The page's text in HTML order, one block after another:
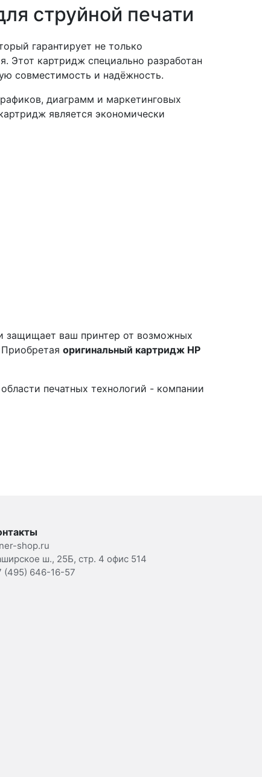
струйной печати
гарантирует не только
Этот картридж специально разработан
совместимость и надёжность.
диаграмм и маркетинговых
является экономически
защищает ваш принтер от возможных
оригинальный картридж HP
печатных технологий - компании
shop.ru
ш., 25Б, стр. 4 офис 514
(495) 646-16-57